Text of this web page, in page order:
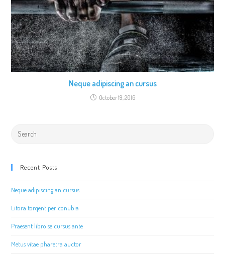
Neque adipiscing an cursus
October 19, 2016
Search
Recent Posts
Neque adipiscing an cursus
Litora torqent per conubia
Praesent libro se cursus ante
Metus vitae pharetra auctor